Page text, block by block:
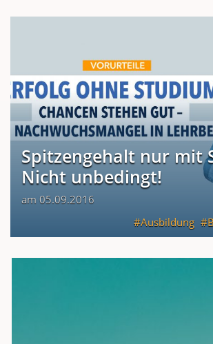
Spitzengehalt nur mit
Nicht unbedingt!
am 05.09.2016
Ausbildung